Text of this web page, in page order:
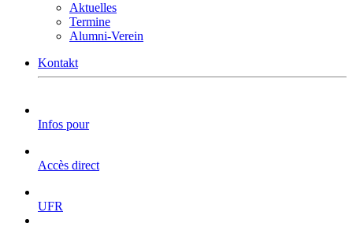
Aktuelles
Termine
Alumni-Verein
Kontakt
Infos pour
Accès direct
UFR